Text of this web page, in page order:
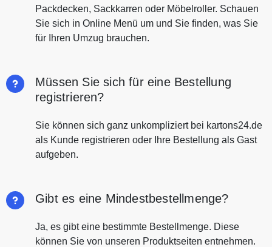
Packdecken, Sackkarren oder Möbelroller. Schauen
Sie sich in Online Menü um und Sie finden, was Sie
für Ihren Umzug brauchen.
Müssen Sie sich für eine Bestellung
registrieren?
Sie können sich ganz unkompliziert bei kartons24.de
als Kunde registrieren oder Ihre Bestellung als Gast
aufgeben.
Gibt es eine Mindestbestellmenge?
Ja, es gibt eine bestimmte Bestellmenge. Diese
können Sie von unseren Produktseiten entnehmen.